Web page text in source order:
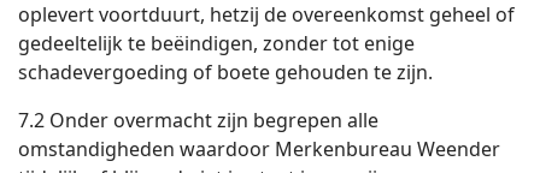
oplevert voortduurt, hetzij de overeenkomst geheel of
gedeeltelijk te beëindigen, zonder tot enige
schadevergoeding of boete gehouden te zijn.
7.2 Onder overmacht zijn begrepen alle
omstandigheden waardoor Merkenbureau Weender